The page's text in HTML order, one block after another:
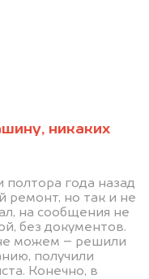
никаких
года назад
ремонт, но так и не
на сообщения не
без документов.
можем – решили
получили
Конечно, в